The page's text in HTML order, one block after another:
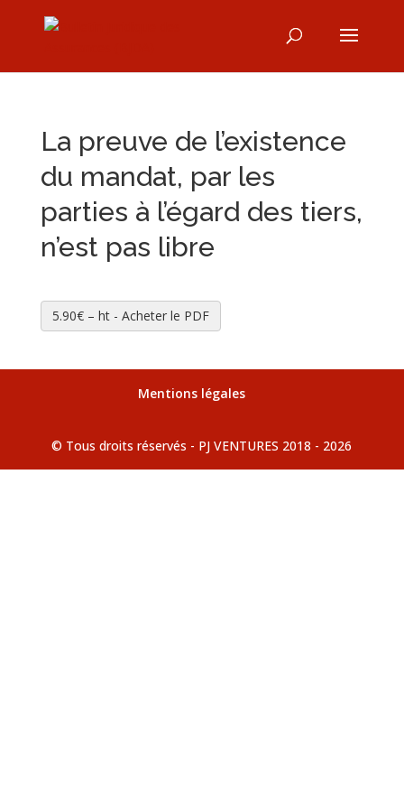
La preuve de l’existence
du mandat, par les
parties à l’égard des tiers,
n’est pas libre
5.90€ – ht - Acheter le PDF
Mentions légales
© Tous droits réservés - PJ VENTURES 2018 - 2026